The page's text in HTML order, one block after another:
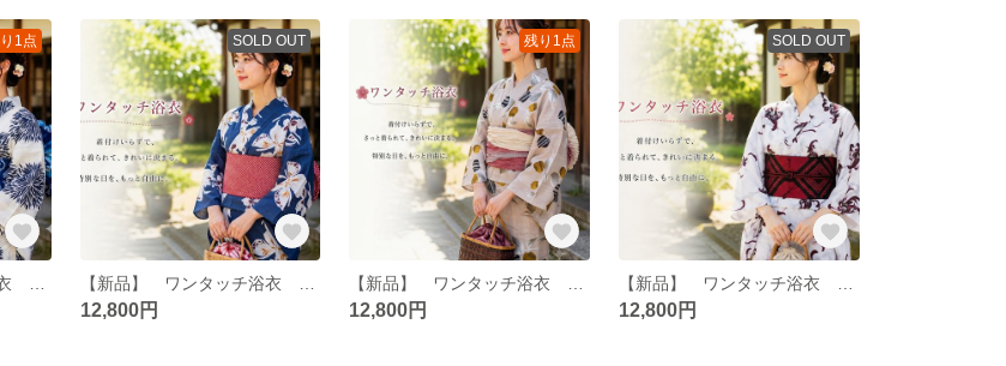
1点 SOLD OUT
12,800円
残り1点
12,800円
SOLD OUT
12,800円